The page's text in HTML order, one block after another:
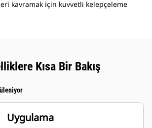
kavramak için kuvvetli kelepçeleme
Kısa Bir Bakış
Uygulama